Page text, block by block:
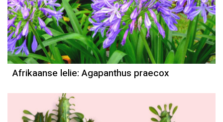
Afrikaanse lelie: Agapanthus praecox